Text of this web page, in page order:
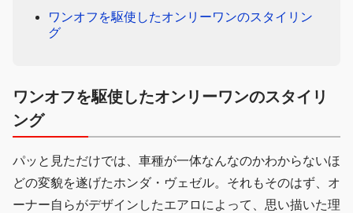
ワンオフを駆使したオンリーワンのスタイリン
グ
ワンオフを駆使したオンリーワンのスタイリ
ング
パッと見ただけでは、車種が一体なんなのかわからないほ
どの変貌を遂げたホンダ・ヴェゼル。それもそのはず、オ
ーナー自らがデザインしたエアロによって、思い描いた理